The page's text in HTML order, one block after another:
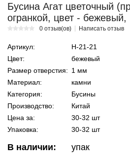
Бусина Агат цветочный
огранкой, цвет -
0 отзыв(ов) Написать отзыв
Артикул:
Н-21-21
Цвет:
бежевый
Размер отверстия: 1 мм
Материал:
камни
Категория:
Бусины
Производство:
Китай
Цена за:
30-32 шт
Упаковка:
30-32 шт
В наличии: упак